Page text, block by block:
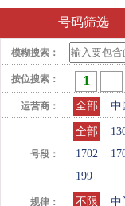
号码筛选
模糊搜索：
按位搜索：
运营商： 全部 中
号段：
全部
1702
199
规律： 不限 中